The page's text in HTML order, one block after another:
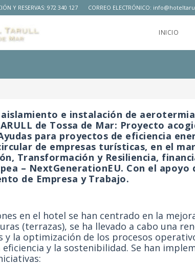
Y RESERVAS: 972 340 127 CORREO ELECTRÓNICO:
INICIO
e instalación de aerotermia
de Tossa de Mar: Proyecto
para proyectos de eficiencia
de empresas turísticas, en el
Transformación y Resiliencia,
– NextGenerationEU. Con el apoyo
de Empresa y Trabajo.
en el hotel se han centrado en la
(terrazas), se ha llevado a cabo una
y la optimización de los procesos
y la sostenibilidad. Se han